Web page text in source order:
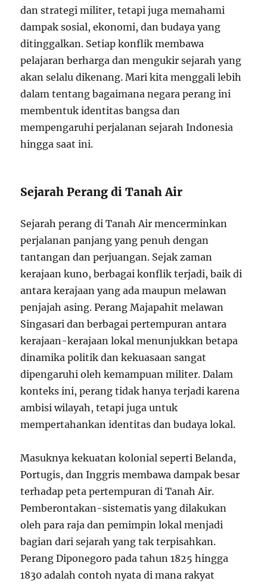
dan strategi militer, tetapi juga memahami
dampak sosial, ekonomi, dan budaya yang
ditinggalkan. Setiap konflik membawa
pelajaran berharga dan mengukir sejarah yang
akan selalu dikenang. Mari kita menggali lebih
dalam tentang bagaimana negara perang ini
membentuk identitas bangsa dan
mempengaruhi perjalanan sejarah Indonesia
hingga saat ini.
Sejarah Perang di Tanah Air
Sejarah perang di Tanah Air mencerminkan
perjalanan panjang yang penuh dengan
tantangan dan perjuangan. Sejak zaman
kerajaan kuno, berbagai konflik terjadi, baik di
antara kerajaan yang ada maupun melawan
penjajah asing. Perang Majapahit melawan
Singasari dan berbagai pertempuran antara
kerajaan-kerajaan lokal menunjukkan betapa
dinamika politik dan kekuasaan sangat
dipengaruhi oleh kemampuan militer. Dalam
konteks ini, perang tidak hanya terjadi karena
ambisi wilayah, tetapi juga untuk
mempertahankan identitas dan budaya lokal.
Masuknya kekuatan kolonial seperti Belanda,
Portugis, dan Inggris membawa dampak besar
terhadap peta pertempuran di Tanah Air.
Pemberontakan-sistematis yang dilakukan
oleh para raja dan pemimpin lokal menjadi
bagian dari sejarah yang tak terpisahkan.
Perang Diponegoro pada tahun 1825 hingga
1830 adalah contoh nyata di mana rakyat